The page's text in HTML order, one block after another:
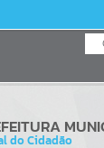
do Cidadão